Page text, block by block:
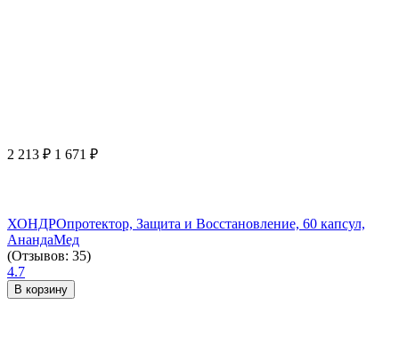
2 213 ₽ 1 671 ₽
ХОНДРОпротектор, Защита и Восстановление, 60 капсул,
АнандаМед
(Отзывов: 35)
4.7
В корзину